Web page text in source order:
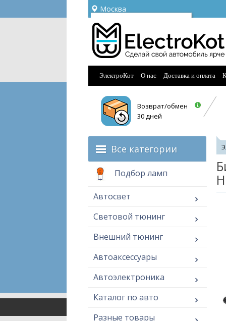
Москва
Ваш город —
Угадали?
ЭлектроКот О нас Доставка и оплата
Возврат/обмен
30 дней
Все категории
Подбор ламп
Автосвет
Световой тюнинг
Внешний тюнинг
Автоаксессуары
Автоэлектроника
Каталог по авто
Разные товары